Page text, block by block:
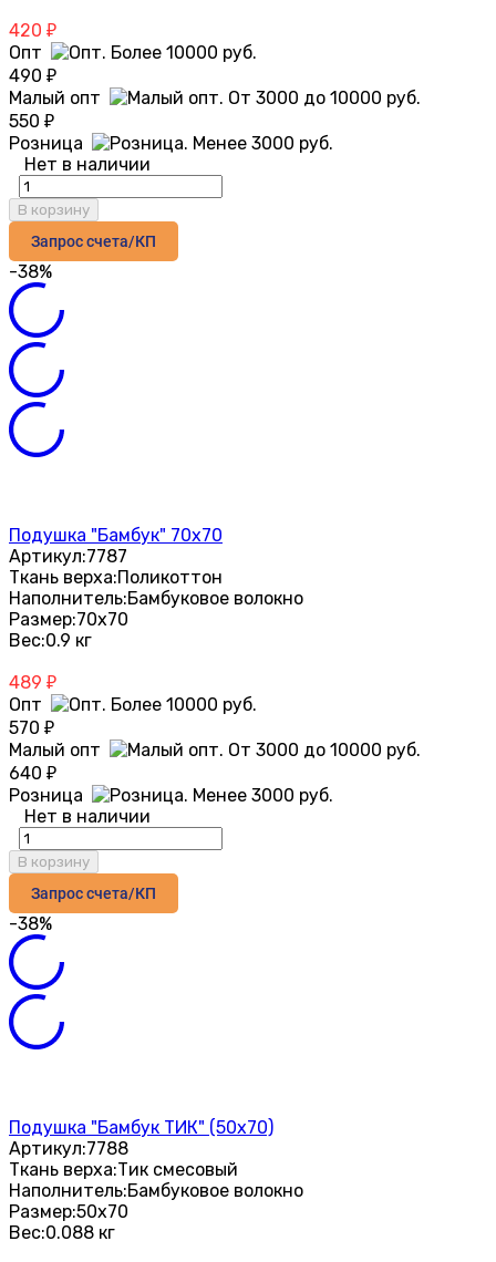
420 ₽
Опт
490 ₽
Малый опт
550 ₽
Розница
Нет в наличии
В корзину
Запрос счета/КП
-38%
Подушка "Бамбук" 70х70
Артикул:7787
Ткань верха:Поликоттон
Наполнитель:Бамбуковое волокно
Размер:70х70
Вес:0.9 кг
489 ₽
Опт
570 ₽
Малый опт
640 ₽
Розница
Нет в наличии
В корзину
Запрос счета/КП
-38%
Подушка "Бамбук ТИК" (50х70)
Артикул:7788
Ткань верха:Тик смесовый
Наполнитель:Бамбуковое волокно
Размер:50х70
Вес:0.088 кг